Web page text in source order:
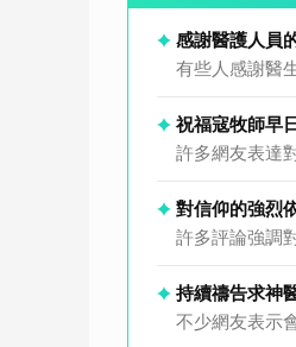
感謝醫護人員
有些人感謝醫
祝福寇牧師早
許多網友表達
對信仰的強烈
許多評論強調
持續禱告求神
不少網友表示